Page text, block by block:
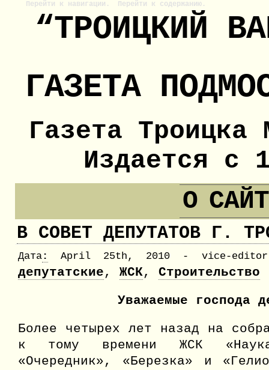
Перейти к навигации. Перейти к содержанию.
“ТРОИЦКИЙ
ГАЗЕТА
Газета Троицка
Издается с
О
В СОВЕТ ДЕПУТАТОВ Г.
Дата: April 25th, 2010 - vice-editor
депутатские, ЖСК, Строительство
Уважаемые господа
Более четырех лет назад на
к тому времени ЖСК
«Очередник», «Березка» и